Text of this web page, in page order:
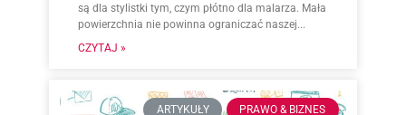
są dla stylistki tym, czym płótno dla malarza. Mała
powierzchnia nie powinna ograniczać naszej...
CZYTAJ »
ARTYKUŁY PRAWO & BIZNES